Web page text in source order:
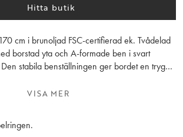
Hitta butik
cm i brunoljad FSC-certifierad ek. Tvådelad
borstad yta och A-formade ben i svart
stabila benställningen ger bordet en trygg
bordet upp till 270 cm långt. Matbordet ingår i
benställning du vill ha. Tillverkat i Europa.
VISA MER